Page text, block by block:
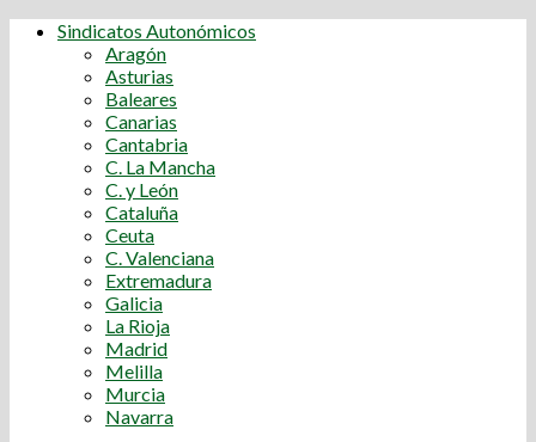
Sindicatos Autonómicos
Aragón
Asturias
Baleares
Canarias
Cantabria
C. La Mancha
C. y León
Cataluña
Ceuta
C. Valenciana
Extremadura
Galicia
La Rioja
Madrid
Melilla
Murcia
Navarra